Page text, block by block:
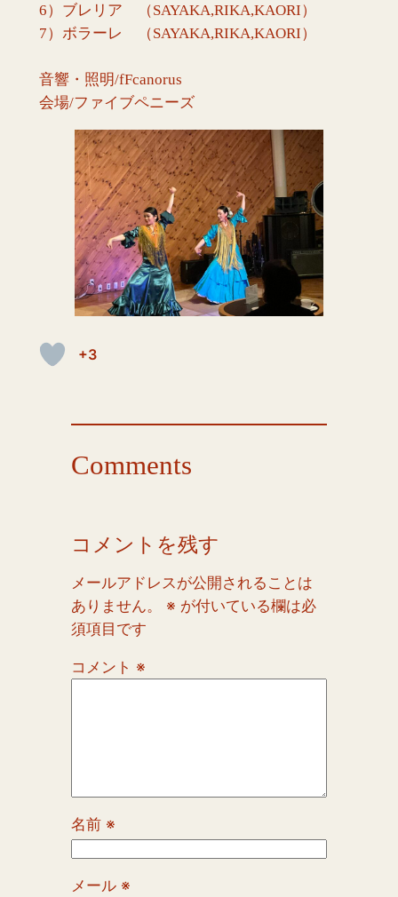
6）ブレリア （SAYAKA,RIKA,KAORI）
7）ボラーレ （SAYAKA,RIKA,KAORI）
音響・照明/fFcanorus
会場/ファイブペニーズ
+3
Comments
コメントを残す
メールアドレスが公開されることは
ありません。
※ が付いている欄は必
須項目です
コメント ※
名前 ※
メール ※